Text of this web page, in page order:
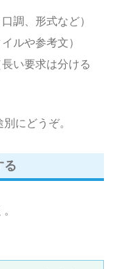
口調、形式など）
ルや参考文）
長い要求は分ける
にどうぞ。
る